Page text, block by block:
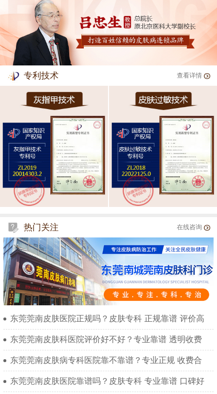
专利技术 查看详情
热门关注 在线咨询
东莞莞南皮肤医院正规吗？皮肤专科 正规靠谱 评价高
东莞莞南皮肤科医院评价好不好？专业靠谱 透明收费
东莞莞南皮肤病专科医院靠不靠谱？专业正规 收费合
东莞莞南皮肤医院靠谱吗？皮肤专科 专业靠谱 口碑好